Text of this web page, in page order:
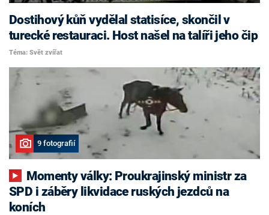
Dostihový kůň vydělal statisíce, skončil v
turecké restauraci. Host našel na talíři jeho čip
Téma: Svět zvířat
9 fotografií
SPD i záběry likvidace ruských jezdců na
koních